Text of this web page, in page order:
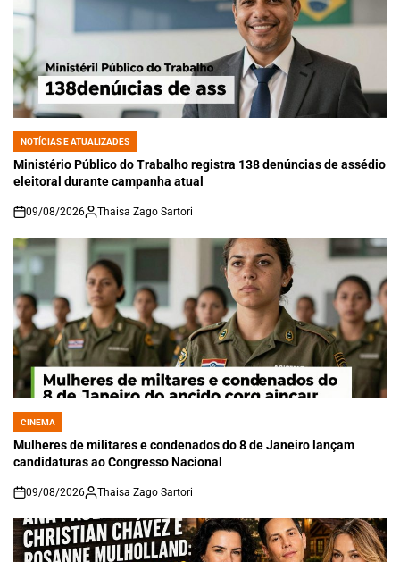
POSTED
IN
NOTÍCIAS E ATUALIZADES
Ministério Público do Trabalho registra 138 denúncias de assédio
eleitoral durante campanha atual
on
09/08/2026 Thaisa Zago Sartori
POSTED
IN
CINEMA
Mulheres de militares e condenados do 8 de Janeiro lançam
candidaturas ao Congresso Nacional
on
09/08/2026 Thaisa Zago Sartori